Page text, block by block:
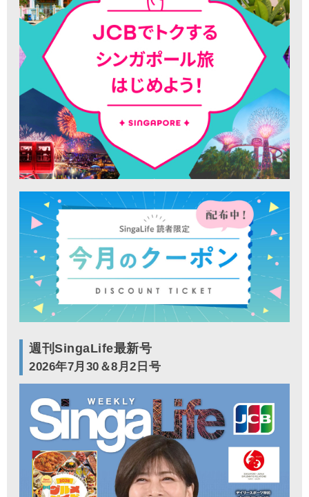
週刊SingaLife最新号
2026年7月30＆8月2日号